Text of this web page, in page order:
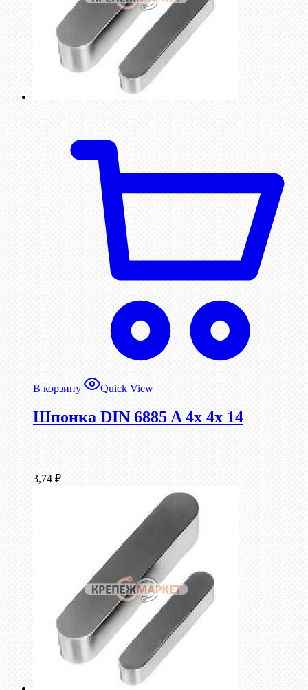
В корзину Quick View
Шпонка DIN 6885 A 4x 4x 14
3,74 ₽